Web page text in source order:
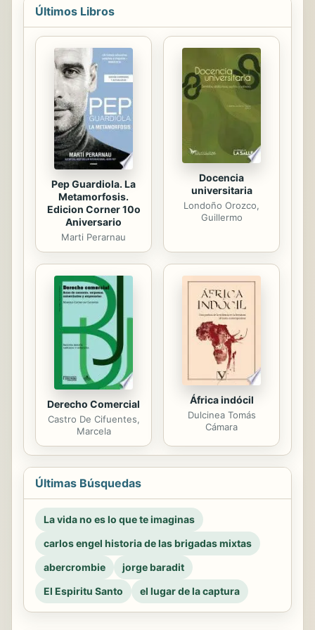
ten days earlier. On her return to
New York City by way of ocean liner
and in the course of being arrested
for murder she meets a young
reporter by the name of Stephen
Hauk. It is a story of deep love and
emotion with determination to
succeed under all circumstances that
will leave you in awe of Emmy...
Últimos Libros
Pep Guardiola. La
Metamorfosis.
Edicion Corner 10o
Aniversario
Marti Perarnau
Docencia
universitaria
Londoño Orozco,
Guillermo
Derecho Comercial
Castro De Cifuentes,
Marcela
África indócil
Dulcinea Tomás
Cámara
Últimas Búsquedas
La vida no es lo que te imaginas
carlos engel historia de las brigadas mixtas
abercrombie
jorge baradit
El Espiritu Santo
el lugar de la captura